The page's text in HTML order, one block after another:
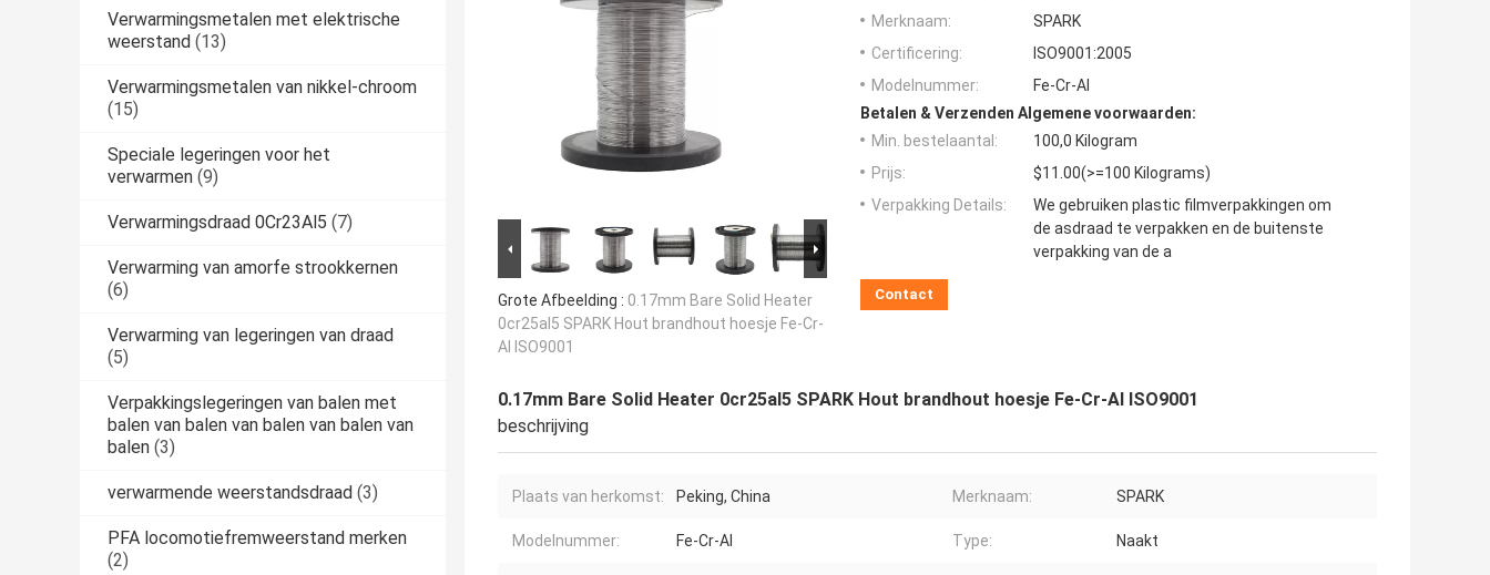
Verwarmingsmetalen met elektrische
weerstand (13)
Verwarmingsmetalen van nikkel-chroom
(15)
Speciale legeringen voor het
verwarmen (9)
Verwarmingsdraad 0Cr23Al5 (7)
Verwarming van amorfe strookkernen
(6)
Verwarming van legeringen van draad
(5)
Verpakkingslegeringen van balen met
balen van balen van balen van balen van
balen (3)
verwarmende weerstandsdraad (3)
PFA locomotiefremweerstand merken
(2)
Grote Afbeelding : 0.17mm Bare Solid Heater
0cr25al5 SPARK Hout brandhout hoesje Fe-Cr-
Al ISO9001
Merknaam:
SPARK
Certificering:
ISO9001:2005
Modelnummer:
Fe-Cr-Al
Betalen & Verzenden Algemene voorwaarden:
Min. bestelaantal:
100,0 Kilogram
Prijs:
$11.00(>=100 Kilograms)
Verpakking Details:
We gebruiken plastic filmverpakkingen om
de asdraad te verpakken en de buitenste
verpakking van de a
Contact
0.17mm Bare Solid Heater 0cr25al5 SPARK Hout brandhout hoesje Fe-Cr-Al ISO9001
beschrijving
Plaats van herkomst: Peking, China Merknaam: SPARK
Modelnummer: Fe-Cr-Al Type: Naakt